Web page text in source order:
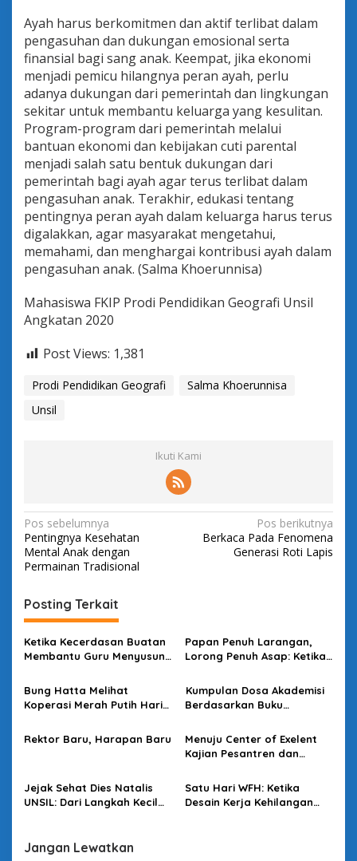
Ayah harus berkomitmen dan aktif terlibat dalam
pengasuhan dan dukungan emosional serta
finansial bagi sang anak. Keempat, jika ekonomi
menjadi pemicu hilangnya peran ayah, perlu
adanya dukungan dari pemerintah dan lingkungan
sekitar untuk membantu keluarga yang kesulitan.
Program-program dari pemerintah melalui
bantuan ekonomi dan kebijakan cuti parental
menjadi salah satu bentuk dukungan dari
pemerintah bagi ayah agar terus terlibat dalam
pengasuhan anak. Terakhir, edukasi tentang
pentingnya peran ayah dalam keluarga harus terus
digalakkan, agar masyarakat mengetahui,
memahami, dan menghargai kontribusi ayah dalam
pengasuhan anak. (Salma Khoerunnisa)
Mahasiswa FKIP Prodi Pendidikan Geografi Unsil
Angkatan 2020
Post Views: 1,381
Prodi Pendidikan Geografi
Salma Khoerunnisa
Unsil
Ikuti Kami
N
a
v
i
g
a
s
i
p
s
Pos sebelumnya
Pentingnya Kesehatan
Mental Anak dengan
Permainan Tradisional
Pos berikutnya
Berkaca Pada Fenomena
Generasi Roti Lapis
Posting Terkait
Ketika Kecerdasan Buatan
Membantu Guru Menyusun
Papan Penuh Larangan,
Lorong Penuh Asap: Ketika
Kuasanya
Bung Hatta Melihat
Koperasi Merah Putih Hari
Kumpulan Dosa Akademisi
Berdasarkan Buku
Rektor Baru, Harapan Baru
Menuju Center of Exelent
Kajian Pesantren dan
Jejak Sehat Dies Natalis
UNSIL: Dari Langkah Kecil
Satu Hari WFH: Ketika
Desain Kerja Kehilangan
Jangan Lewatkan